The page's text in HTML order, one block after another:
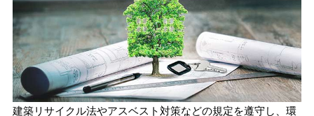
建築リサイクル法やアスベスト対策などの規定を遵守し、環